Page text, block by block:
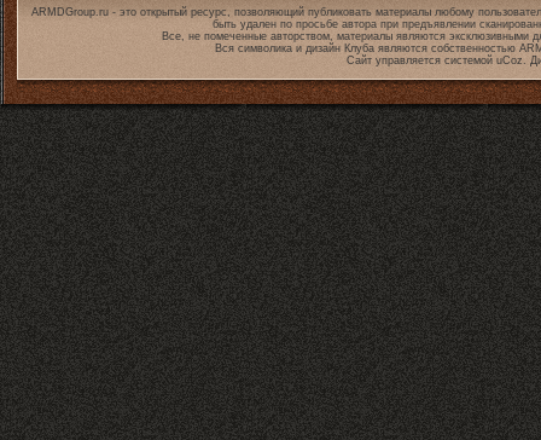
ARMDGroup.ru - это открытый ресурс, позволяющий публиковать материалы любому
быть удален по просьбе автора при предъявлении
Все, не помеченные авторством, материалы являются эксклюзивными
Вся символика и дизайн Клуба являются собственностью
Сайт управляется системой uCoz.